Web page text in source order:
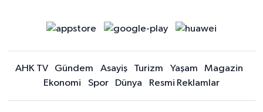
AHK TV Gündem Asayiş Turizm Yaşam
Magazin
Ekonomi
Spor Dünya Resmi Reklamlar